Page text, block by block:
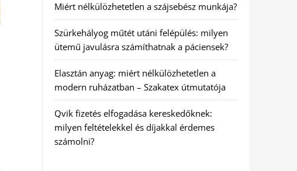
Miért nélkülözhetetlen a szájsebész munkája?
Szürkehályog műtét utáni felépülés: milyen
ütemű javulásra számíthatnak a páciensek?
Elasztán anyag: miért nélkülözhetetlen a
modern ruházatban – Szakatex útmutatója
Qvik fizetés elfogadása kereskedőknek:
milyen feltételekkel és díjakkal érdemes
számolni?